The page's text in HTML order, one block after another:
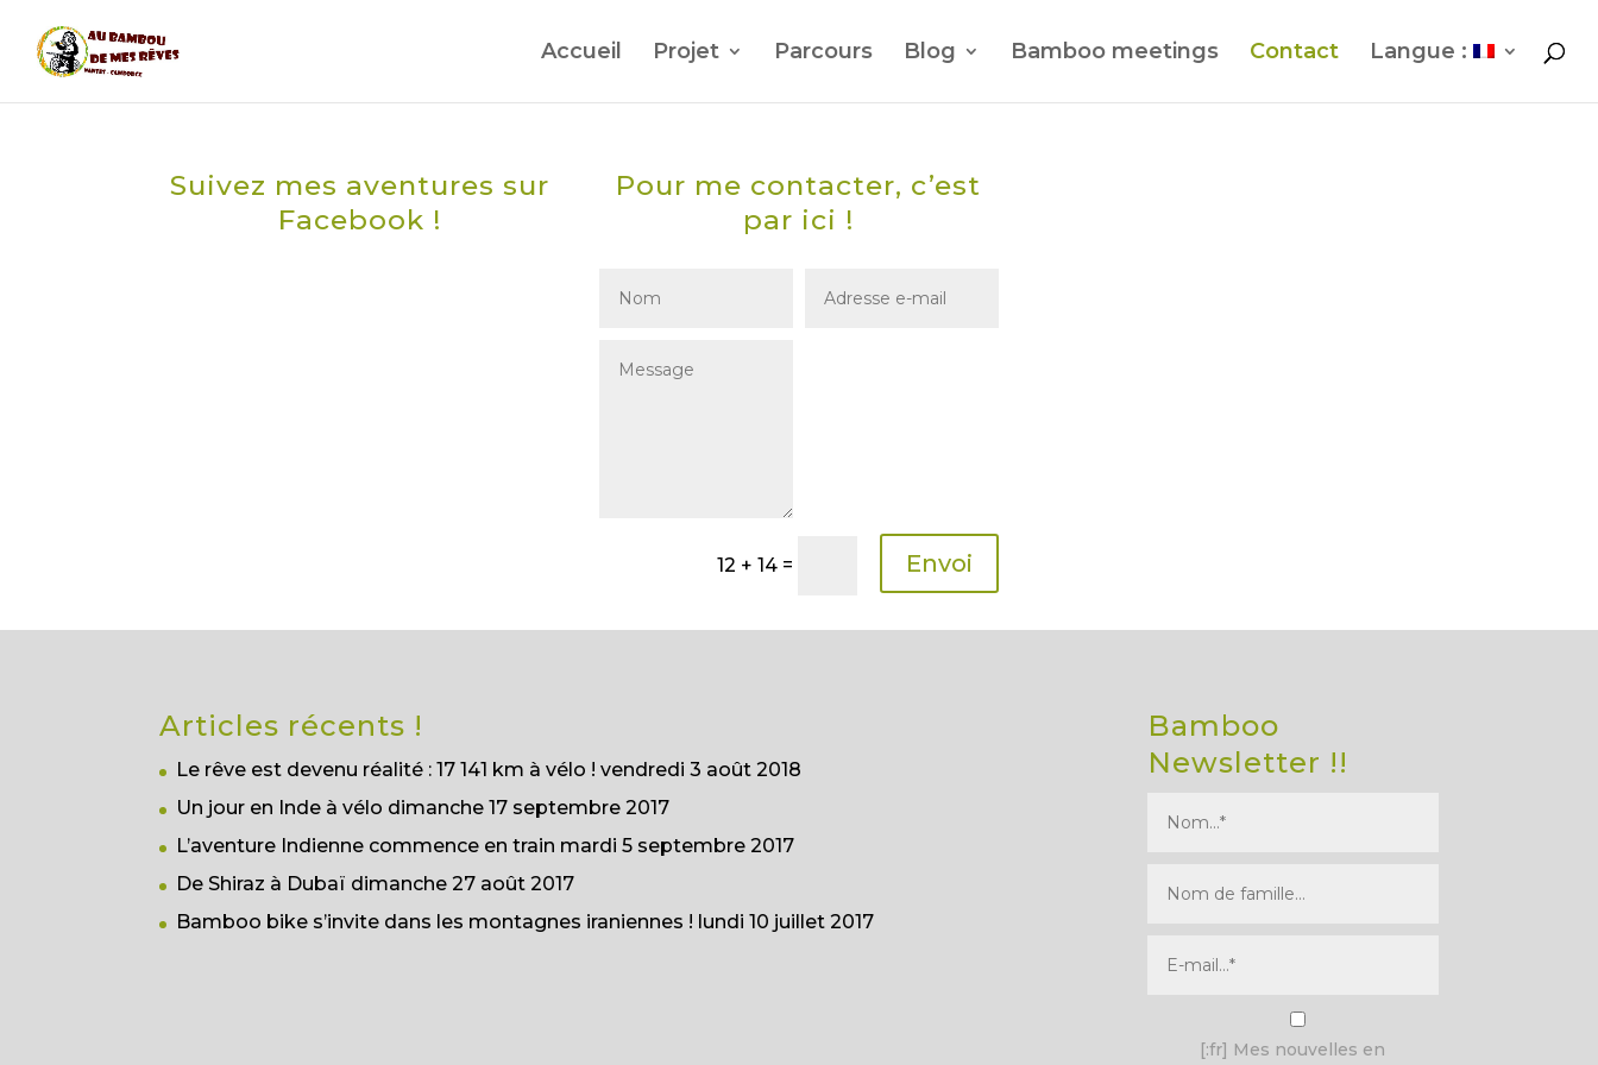
Accueil Projet Parcours Blog Bamboo meetings Contact Langue :
Suivez mes aventures sur
Facebook !
Pour me contacter, c’est
par ici !
12 + 14 = Envoi
Articles récents !
Le rêve est devenu réalité : 17 141 km à vélo ! vendredi 3 août 2018
Un jour en Inde à vélo dimanche 17 septembre 2017
L’aventure Indienne commence en train mardi 5 septembre 2017
De Shiraz à Dubaï dimanche 27 août 2017
Bamboo bike s’invite dans les montagnes iraniennes ! lundi 10 juillet 2017
Bamboo
Newsletter !!
I agree terms and conditions.*
[:fr] Mes nouvelles en